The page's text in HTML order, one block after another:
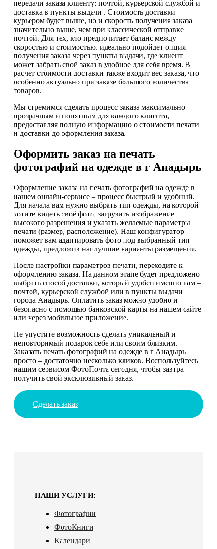
передачи заказа клиенту: почтой, курьерской службой и
доставка в пункты выдачи . Стоимость доставки
курьером будет выше, но и скорость получения заказа
значительно выше, чем при классической отправке
почтой. Для тех, кто предпочитает баланс между
скоростью и стоимостью, идеально подойдет опция
получения заказа через пункты выдачи, где клиент
может забрать свой заказ в удобное для себя время. В
расчет стоимости доставки также входит вес заказа, что
особенно актуально при заказе большого количества
товаров.
Мы стремимся сделать процесс заказа максимально
прозрачным и понятным для каждого клиента,
предоставляя полную информацию о стоимости печати
и доставки до оформления заказа.
Оформить заказ на печать
фотографий на одежде в г Анадырь
Оформление заказа на печать фотографий на одежде в
нашем онлайн-сервисе – процесс быстрый и удобный.
Для начала вам нужно выбрать тип одежды, на которой
хотите видеть своё фото, загрузить изображение
высокого разрешения и указать желаемые параметры
печати (размер, расположение). Наш конфигуратор
поможет вам адаптировать фото под выбранный тип
одежды, предложив наилучшие варианты размещения.
После настройки параметров печати, переходите к
оформлению заказа. На данном этапе будет предложено
выбрать способ доставки, который удобен именно вам –
почтой, курьерской службой или в пункты выдачи
города Анадырь. Оплатить заказ можно удобно и
безопасно с помощью банковской карты на нашем сайте
или через мобильное приложение.
Не упустите возможность сделать уникальный и
неповторимый подарок себе или своим близким.
Заказать печать фотографий на одежде в г Анадырь
просто – достаточно несколько кликов. Воспользуйтесь
нашим сервисом ФотоПочта сегодня, чтобы завтра
получить свой эксклюзивный заказ.
Сделать заказ
НАШИ УСЛУГИ:
Фотографии
ФотоКниги
Календари